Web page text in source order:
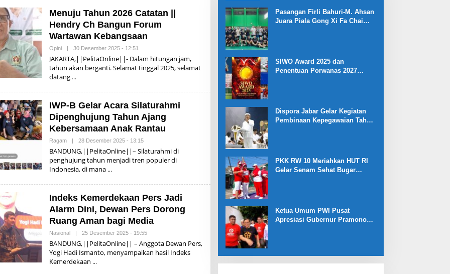
Menuju Tahun 2026 Catatan ||
Hendry Ch Bangun Forum
Wartawan Kebangsaan
Opini | 30 Desember 2025 - 12:51
L
E
H
N
A
R
S
O
O
JAKARTA,||PelitaOnline||- Dalam hitungan jam,
tahun akan berganti. Selamat tinggal 2025, selamat
datang
IWP-B Gelar Acara Silaturahmi
Dipenghujung Tahun Ajang
Kebersamaan Anak Rantau
Ragam | 28 Desember 2025 - 13:15O
L
E
H
N
A
R
S
O
O
BANDUNG,||PelitaOnline||– Silaturahmi di
penghujung tahun menjadi tren populer di
Indonesia, di mana
Indeks Kemerdekaan Pers Jadi
Alarm Dini, Dewan Pers Dorong
Ruang Aman bagi Media
Nasional | 25 Desember 2025 - 19:55O
E
H
BANDUNG,||PelitaOnline|| – Anggota Dewan Pers,
Yogi Hadi Ismanto, menyampaikan hasil Indeks
Kemerdekaan
Pasangan Firli Bahuri-M. Ahsan
Juara Piala Gong Xi Fa Chai
SIWO Award 2025 dan
Penentuan Porwanas 2027
Dispora Jabar Gelar Kegiatan
Pembinaan Kepegawaian Tahun
PKK RW 10 Meriahkan HUT RI
Gelar Senam Sehat Bugar
Ketua Umum PWI Pusat
Apresiasi Gubernur Pramono